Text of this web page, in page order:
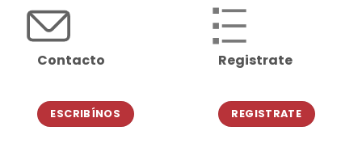
Contacto
ESCRIBÍNOS
Registrate
REGISTRATE